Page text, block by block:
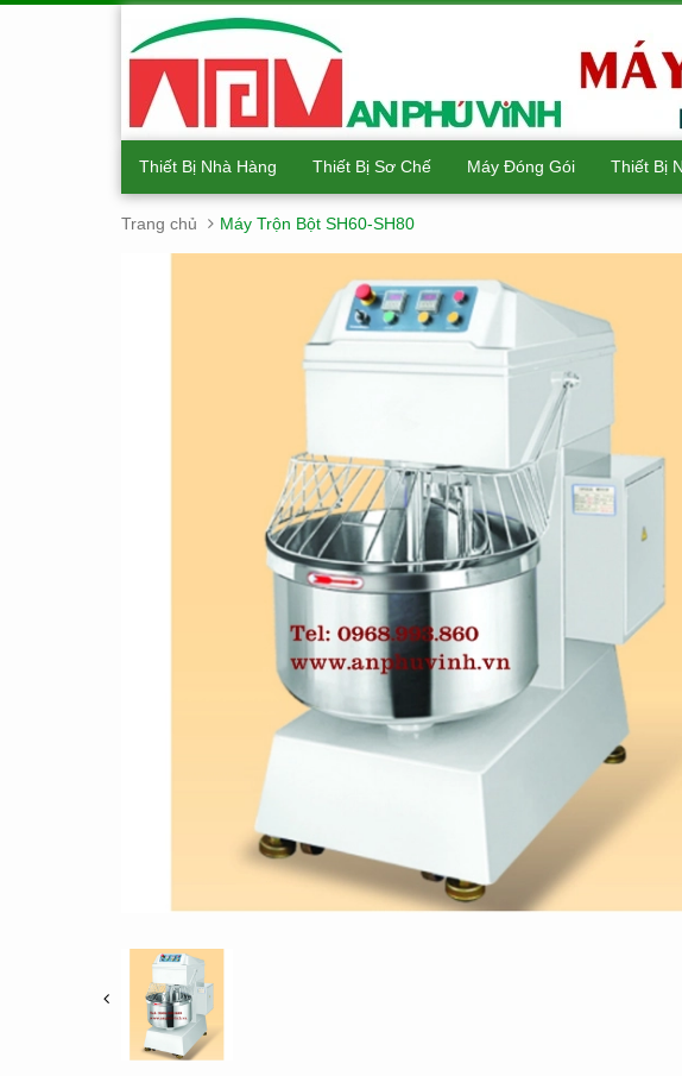
Thiết Bị Nhà Hàng Thiết Bị Sơ Chế Máy Đóng Gói Thiết Bị
Trang chủ Máy Trộn Bột SH60-SH80